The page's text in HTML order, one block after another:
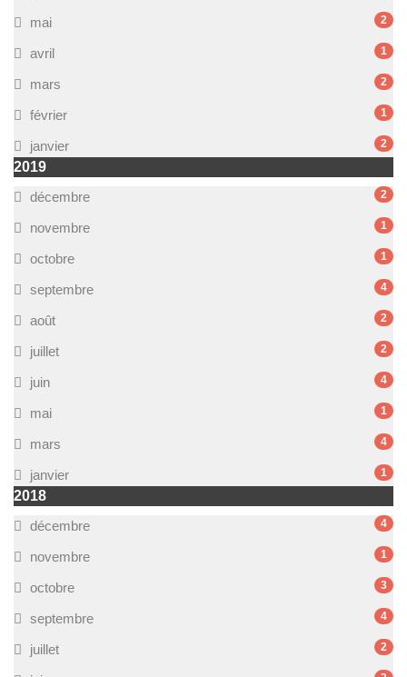
mai 2
avril 1
mars 2
février 1
janvier 2
2019
décembre
2
novembre 1
octobre 1
septembre 4
août 2
juillet 2
juin 4
mai 1
mars 4
janvier 1
2018
décembre
4
novembre 1
octobre 3
septembre 4
juillet 2